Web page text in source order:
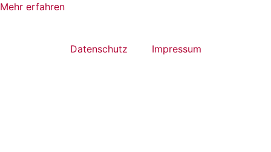
Mehr erfahren
Datenschutz Impressum